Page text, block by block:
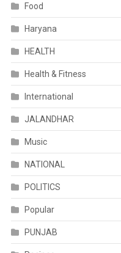
Food
Haryana
HEALTH
Health & Fitness
International
JALANDHAR
Music
NATIONAL
POLITICS
Popular
PUNJAB